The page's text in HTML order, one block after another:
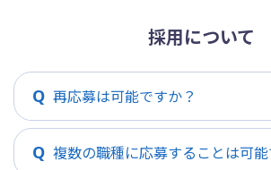
採用について
再応募は可能ですか？
複数の職種に応募することは可能